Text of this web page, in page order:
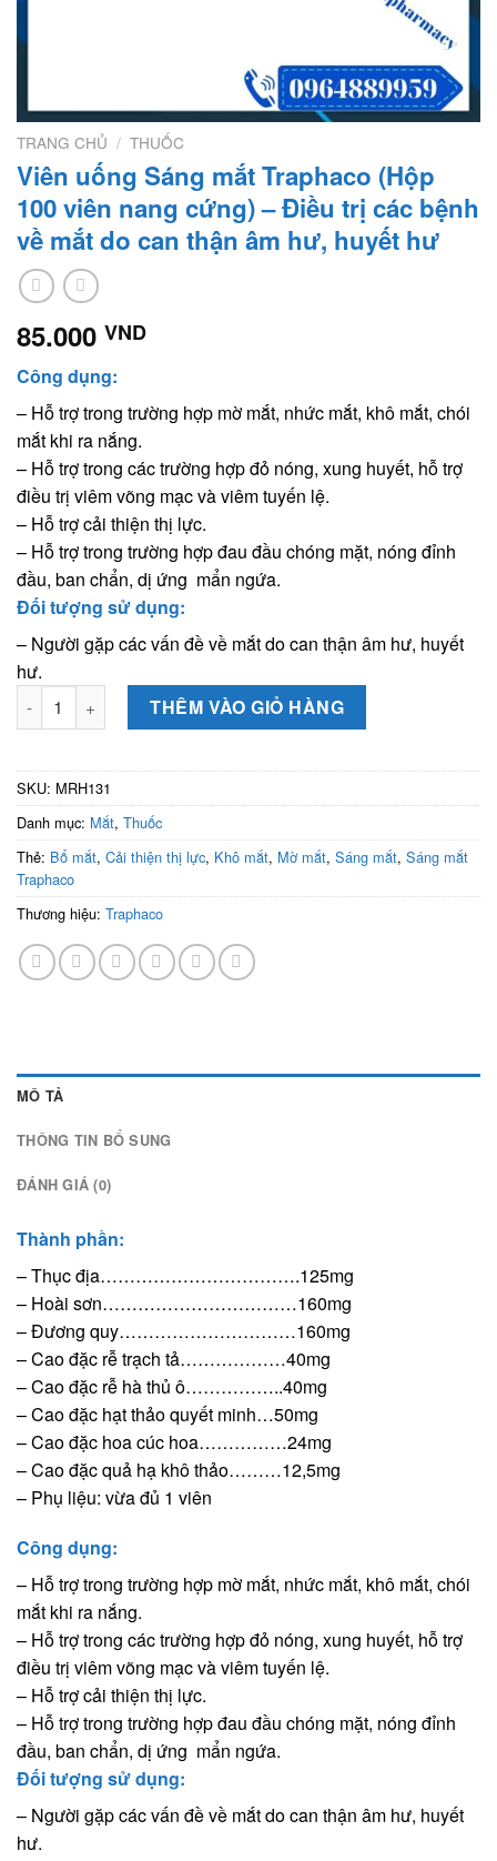
TRANG CHỦ / THUỐC
Viên uống Sáng mắt Traphaco (Hộp
100 viên nang cứng) – Điều trị các bệnh
về mắt do can thận âm hư, huyết hư
85.000 VND
Công dụng:
– Hỗ trợ trong trường hợp mờ mắt, nhức mắt, khô mắt, chói
mắt khi ra nắng.
– Hỗ trợ trong các trường hợp đỏ nóng, xung huyết, hỗ trợ
điều trị viêm võng mạc và viêm tuyến lệ.
– Hỗ trợ cải thiện thị lực.
– Hỗ trợ trong trường hợp đau đầu chóng mặt, nóng đỉnh
đầu, ban chẩn, dị ứng mẩn ngứa.
Đối tượng sử dụng:
– Người gặp các vấn đề về mắt do can thận âm hư, huyết
hư.
Viên uống Sáng mắt Traphaco (Hộp 100 viên nang cứng) -
THÊM VÀO GIỎ HÀNG
SKU: MRH131
Danh mục: Mắt, Thuốc
Thẻ: Bổ mắt, Cải thiện thị lực, Khô mắt, Mờ mắt, Sáng mắt, Sáng mắt
Traphaco
Thương hiệu: Traphaco
MÔ TẢ
THÔNG TIN BỔ SUNG
ĐÁNH GIÁ (0)
Thành phần:
– Thục địa…………………………….125mg
– Hoài sơn……………………………160mg
– Đương quy…………………………160mg
– Cao đặc rễ trạch tả………………40mg
– Cao đặc rễ hà thủ ô……………..40mg
– Cao đặc hạt thảo quyết minh…50mg
– Cao đặc hoa cúc hoa……………24mg
– Cao đặc quả hạ khô thảo………12,5mg
– Phụ liệu: vừa đủ 1 viên
Công dụng:
– Hỗ trợ trong trường hợp mờ mắt, nhức mắt, khô mắt, chói
mắt khi ra nắng.
– Hỗ trợ trong các trường hợp đỏ nóng, xung huyết, hỗ trợ
điều trị viêm võng mạc và viêm tuyến lệ.
– Hỗ trợ cải thiện thị lực.
– Hỗ trợ trong trường hợp đau đầu chóng mặt, nóng đỉnh
đầu, ban chẩn, dị ứng mẩn ngứa.
Đối tượng sử dụng:
– Người gặp các vấn đề về mắt do can thận âm hư, huyết
hư.